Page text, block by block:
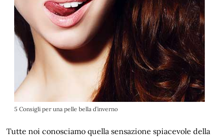
5 Consigli per una pelle bella d’inverno
Tutte noi conosciamo quella sensazione spiacevole della